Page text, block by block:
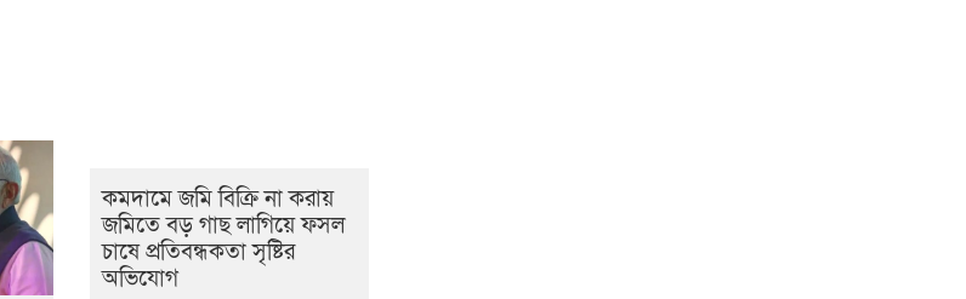
কমদামে জমি বিক্রি না করায়
জমিতে বড় গাছ লাগিয়ে ফসল
চাষে প্রতিবন্ধকতা সৃষ্টির
অভিযোগ